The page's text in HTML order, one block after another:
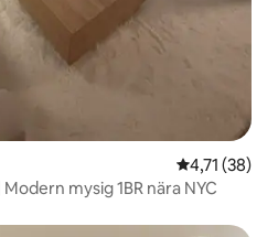
4,71 av 5 i
4,71 (38)
mysig 1BR nära NYC